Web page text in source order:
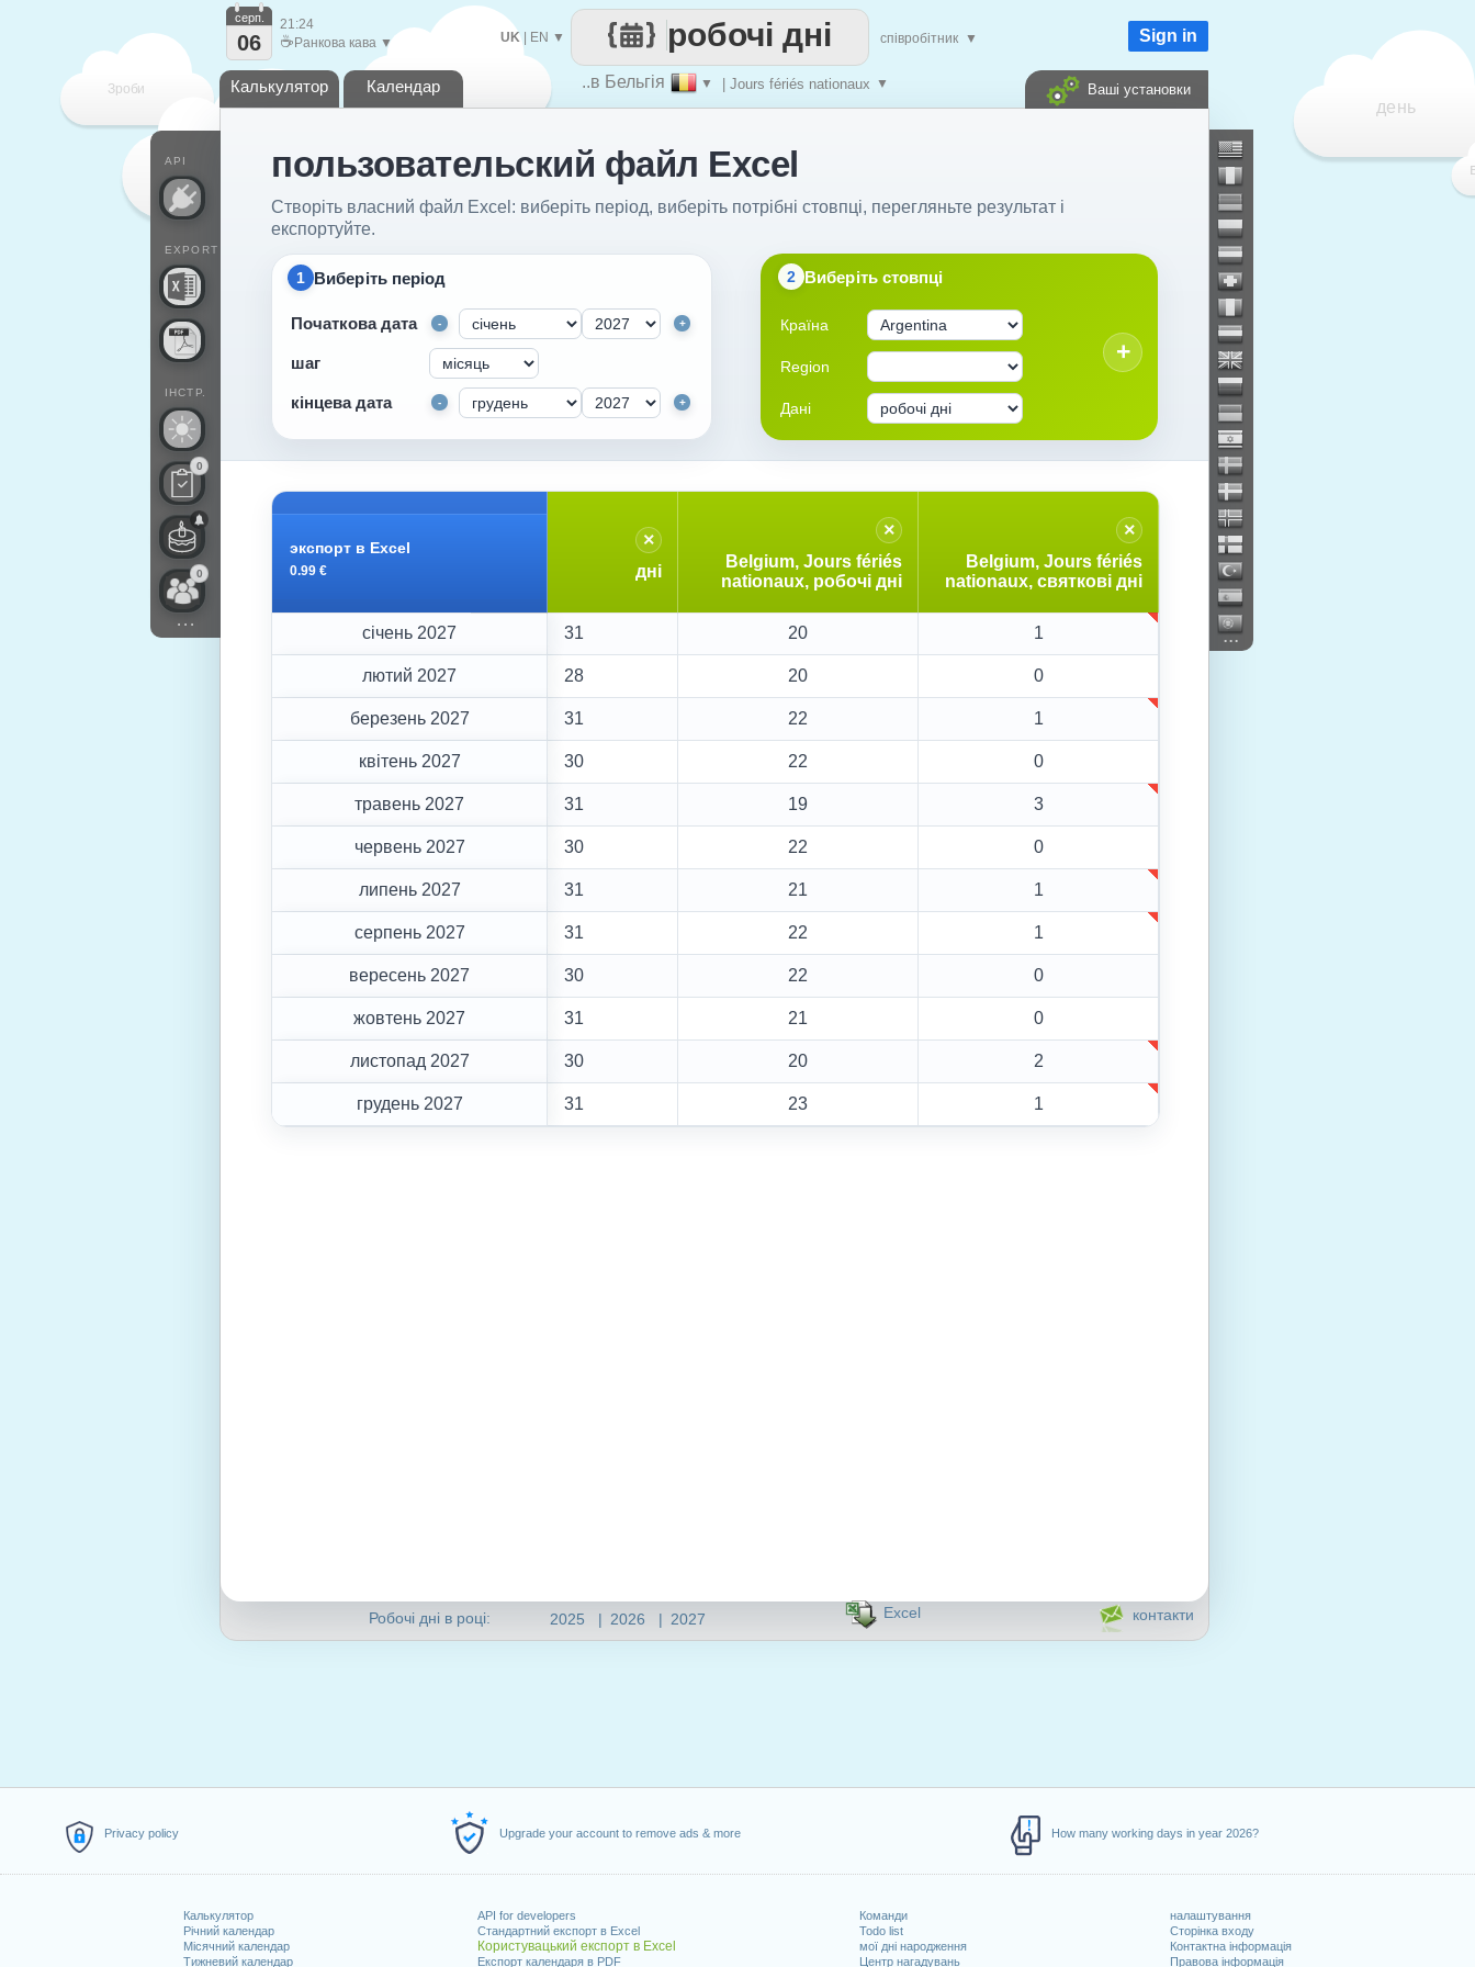
Privacy policy Upgrade your account to remove ads & more How many working days in year 2026?
Калькулятор
Річний календар
Місячний календар
Тижневий календар
API for developers
Стандартний експорт в Excel
Користувацький експорт в Excel
Експорт календаря в PDF
Команди
Todo list
мої дні народження
Центр нагадувань
налаштування
Сторінка входу
Контактна інформація
Правова інформація
Зроби
день
..в Бельгія ▼ | Jours fériés nationaux ▼
робочі дні
UK| EN ▼ співробітник ▼
API
EXPORT
ІНСТР.
0
0
...
серп.
06
21:24
☕ Ранкова кава ▼ Sign in
Калькулятор Календар Ваші установки
Робочі дні в році: 2025 | 2026 | 2027
...
контакти
Excel
пользовательский файл Excel
Створіть власний файл Excel: виберіть період, виберіть потрібні стовпці, перегляньте результат і
експортуйте.
2 Виберіть стовпці
Країна
Region
Дані
+
1 Виберіть період
Початкова дата - +
шаг
кінцева дата - +
экспорт в Excel
0.99 €
×
дні
×
Belgium, Jours fériés
nationaux, робочі дні
×
Belgium, Jours fériés
nationaux, святкові дні
січень 2027 31 20 1
лютий 2027 28 20 0
березень 2027 31 22 1
квітень 2027 30 22 0
травень 2027 31 19 3
червень 2027 30 22 0
липень 2027 31 21 1
серпень 2027 31 22 1
вересень 2027 30 22 0
жовтень 2027 31 21 0
листопад 2027 30 20 2
грудень 2027 31 23 1